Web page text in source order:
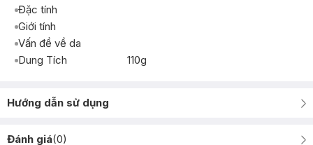
Đặc tính
Giới tính
Vấn đề về da
Dung Tích
110g
Hướng dẫn sử dụng
Đánh giá(0)